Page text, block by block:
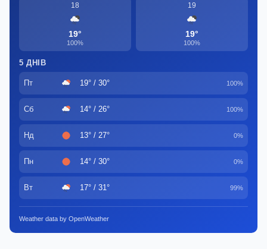
18
19°
100%
19
19°
100%
5 ДНІВ
Пт 19° / 30° 100%
Сб 14° / 26° 100%
Нд 13° / 27° 0%
Пн 14° / 30° 0%
Вт 17° / 31° 99%
Weather data by OpenWeather